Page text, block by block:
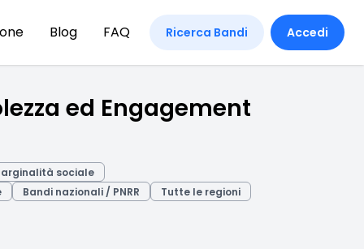
Blog FAQ Ricerca Bandi Accedi
ed Engagement
sociale
Bandi nazionali / PNRR Tutte le regioni